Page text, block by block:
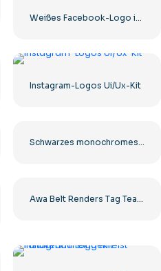
Weißes Facebook-Logo in einem schwarzen Kreis
Instagram-Logos Ui/Ux-Kit
Schwarzes monochromes YouTube-Logo-Symbol – Kostenloser PNG-Download
Awa Belt Renders Tag Team PNG – Kostenloser PNG-Download für Ihre Projekte